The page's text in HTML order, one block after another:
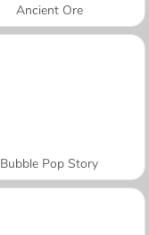
Ancient Ore
Bubble Pop Story